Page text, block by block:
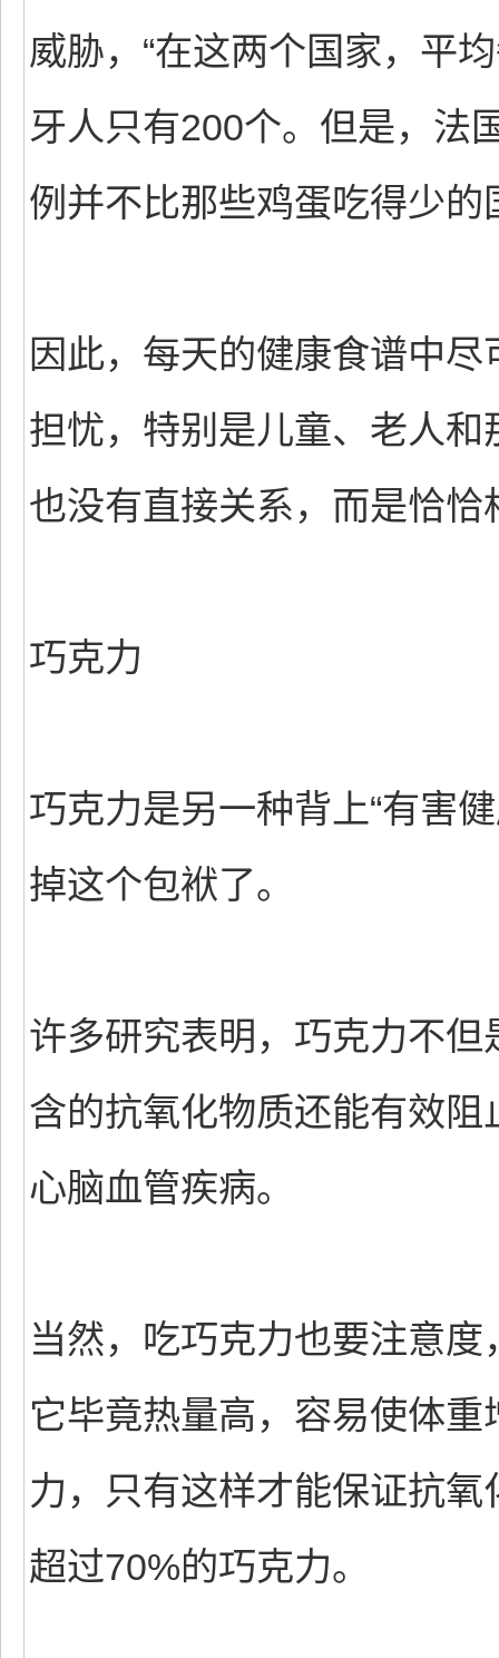
威胁，“在这两个国家，平
牙人只有200个。但是，法
例并不比那些鸡蛋吃得少的
因此，每天的健康食谱中
担忧，特别是儿童、老人
也没有直接关系，而是恰恰
巧克力
巧克力是另一种背上“有害
掉这个包袱了。
许多研究表明，巧克力不但
含的抗氧化物质还能有效
心脑血管疾病。
当然，吃巧克力也要注意
它毕竟热量高，容易使体
力，只有这样才能保证抗
超过70%的巧克力。